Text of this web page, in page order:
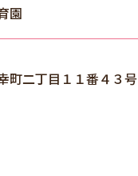
園
町二丁目１１番４３号